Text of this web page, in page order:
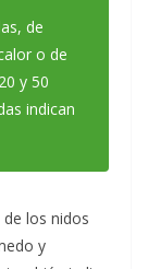
de
o de
y 50
indican
los nidos
y